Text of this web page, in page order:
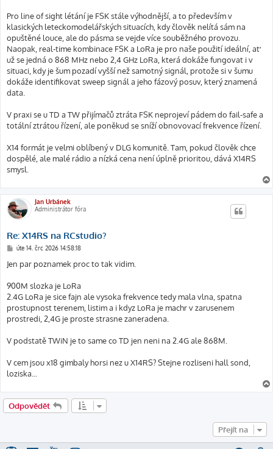
Pro line of sight létání je FSK stále výhodnější, a to především v
klasických leteckomodelářských situacích, kdy člověk nelítá sám na
opuštěné louce, ale do pásma se vejde více souběžného provozu.
Naopak, real-time kombinace FSK a LoRa je pro naše použití ideální, ať
už se jedná o 868 MHz nebo 2,4 GHz LoRa, která dokáže fungovat i v
situaci, kdy je šum pozadí vyšší než samotný signál, protože si v šumu
dokáže identifikovat sweep signál a jeho fázový posuv, který znamená
data.
V praxi se u TD a TW přijímačů ztráta FSK neprojeví pádem do fail-safe a
totální ztrátou řízení, ale poněkud se sníží obnovovací frekvence řízení.
X14 formát je velmi oblíbený v DLG komunitě. Tam, pokud člověk chce
dospělé, ale malé rádio a nízká cena není úplně prioritou, dává X14RS
smysl.
Jan Urbánek
Administrátor fóra
Re: X14RS na RCstudio?
P
í
s
ě
v
e
k
úte 14. črc 2026 14:58:18
Jen par poznamek proc to tak vidim.
900M slozka je LoRa
2.4G LoRa je sice fajn ale vysoka frekvence tedy mala vlna, spatna
prostupnost terenem, listim a i kdyz LoRa je machr v zarusenem
prostredi, 2,4G je proste strasne zaneradena.
V podstatě TWiN je to same co TD jen neni na 2.4G ale 868M.
V cem jsou x18 gimbaly horsi nez u X14RS? Stejne rozliseni hall sond,
loziska...
Odpovědět
Přejít na